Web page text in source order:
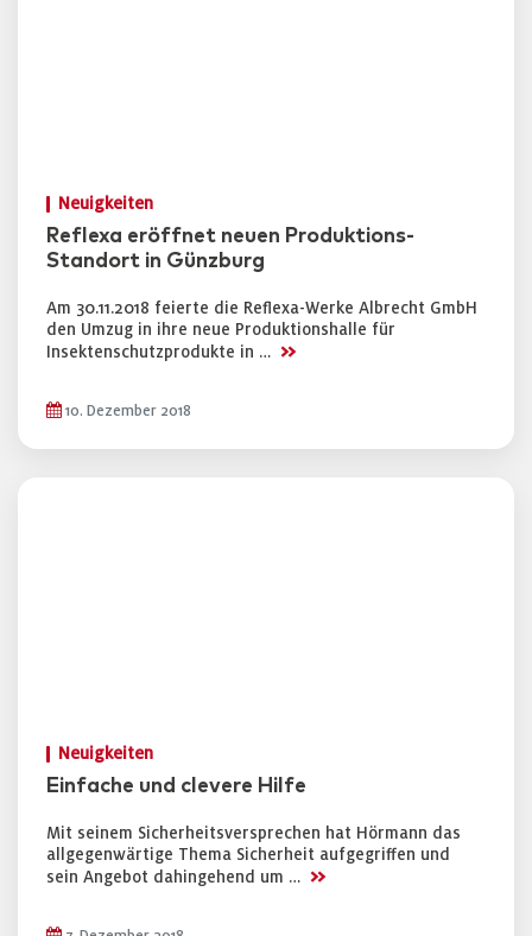
Neuigkeiten
Reflexa eröffnet neuen Produktions-
Standort in Günzburg
Am 30.11.2018 feierte die Reflexa-Werke Albrecht GmbH
den Umzug in ihre neue Produktionshalle für
Insektenschutzprodukte in … >>
10. Dezember 2018
Neuigkeiten
Einfache und clevere Hilfe
Mit seinem Sicherheitsversprechen hat Hörmann das
allgegenwärtige Thema Sicherheit aufgegriffen und
sein Angebot dahingehend um … >>